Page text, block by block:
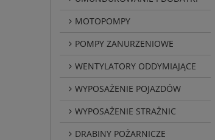
MOTOPOMPY
POMPY ZANURZENIOWE
WENTYLATORY ODDYMIAJĄCE
WYPOSAŻENIE POJAZDÓW
WYPOSAŻENIE STRAŻNIC
DRABINY POŻARNICZE